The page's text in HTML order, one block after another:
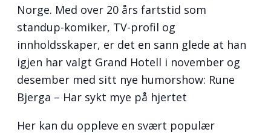
Norge. Med over 20 års fartstid som
standup-komiker, TV-profil og
innholdsskaper, er det en sann glede at han
igjen har valgt Grand Hotell i november og
desember med sitt nye humorshow: Rune
Bjerga – Har sykt mye på hjertet
Her kan du oppleve en svært populær